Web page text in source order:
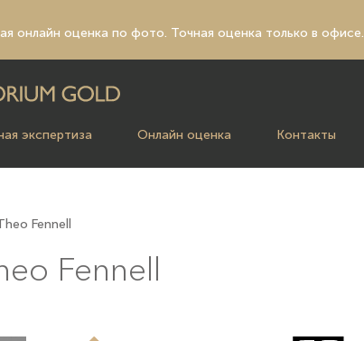
онлайн оценка по фото. Точная оценка только в офисе.
экспертиза Онлайн оценка Контакты
Fennell
Fennell